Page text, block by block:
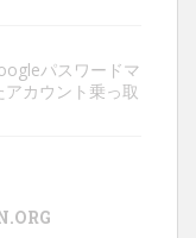
パスワードマ
カウント乗っ取